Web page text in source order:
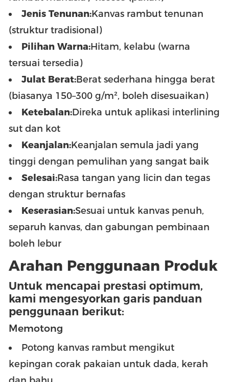
Jenis Tenunan:Kanvas rambut tenunan
(struktur tradisional)
Pilihan Warna:Hitam, kelabu (warna
tersuai tersedia)
Julat Berat:Berat sederhana hingga berat
(biasanya 150–300 g/m², boleh disesuaikan)
Ketebalan:Direka untuk aplikasi interlining
sut dan kot
Keanjalan:Keanjalan semula jadi yang
tinggi dengan pemulihan yang sangat baik
Selesai:Rasa tangan yang licin dan tegas
dengan struktur bernafas
Keserasian:Sesuai untuk kanvas penuh,
separuh kanvas, dan gabungan pembinaan
boleh lebur
Arahan Penggunaan Produk
Untuk mencapai prestasi optimum,
kami mengesyorkan garis panduan
penggunaan berikut:
Memotong
Potong kanvas rambut mengikut
kepingan corak pakaian untuk dada, kerah